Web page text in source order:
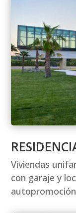
Viviendas
con garaje y